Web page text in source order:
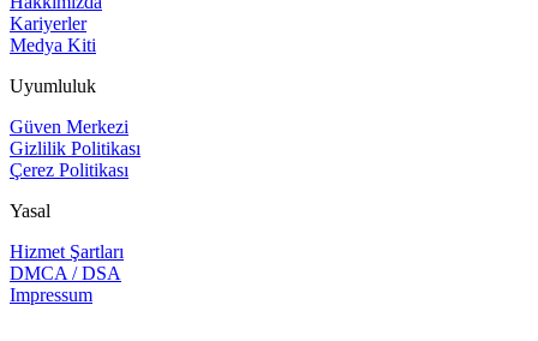
Kariyerler
Medya Kiti
Uyumluluk
Güven Merkezi
Gizlilik Politikası
Çerez Politikası
Yasal
Hizmet Şartları
DMCA / DSA
Impressum